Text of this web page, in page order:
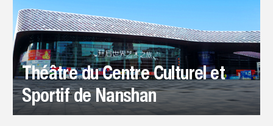
Théâtre du Centre Culturel et
Sportif de Nanshan